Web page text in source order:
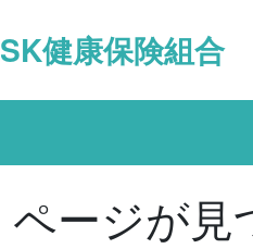
SK健康保険組合
ページが見